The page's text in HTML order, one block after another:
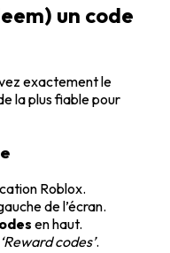
un code
exactement le
la plus fiable pour
Roblox.
de l’écran.
en haut.
‘Reward codes’.